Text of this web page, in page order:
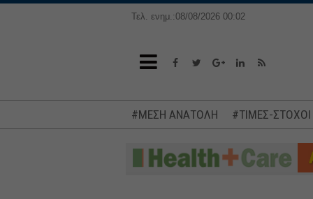
Τελ. ενημ.:08/08/2026 00:02
#ΜΕΣΗ ΑΝΑΤΟΛΗ #ΤΙΜΕΣ-